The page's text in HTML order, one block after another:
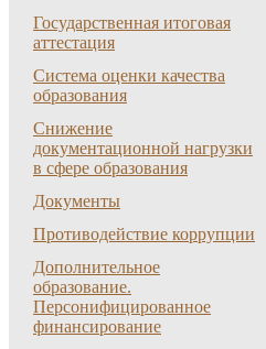
Государственная итоговая
аттестация
Система оценки качества
образования
Снижение
документационной нагрузки
в сфере образования
Документы
Противодействие коррупции
Дополнительное
образование.
Персонифицированное
финансирование